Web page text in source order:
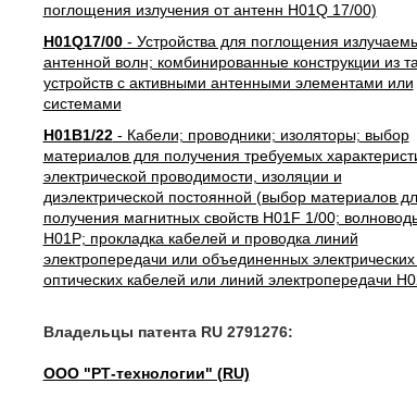
поглощения излучения от антенн H01Q 17/00)
H01Q17/00- Устройства для поглощения
антенной волн; комбинированные конструкции из
устройств с активными антенными элементами или
системами
H01B1/22- Кабели; проводники; изоляторы; выбор
материалов для получения требуемых
электрической проводимости, изоляции и
диэлектрической постоянной (выбор материалов
получения магнитных свойств H01F 1/00;
H01P; прокладка кабелей и проводка линий
электропередачи или объединенных электрических
оптических кабелей или линий электропередачи
Владельцы патента RU 2791276:
ООО "РТ-технологии" (RU)